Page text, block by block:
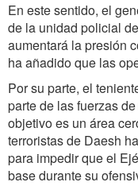
En este sentido, el
de la unidad policial
aumentará la presión
ha añadido que las
Por su parte, el
parte de las fuerzas
objetivo es un área
terroristas de Daesh
para impedir que el
base durante su